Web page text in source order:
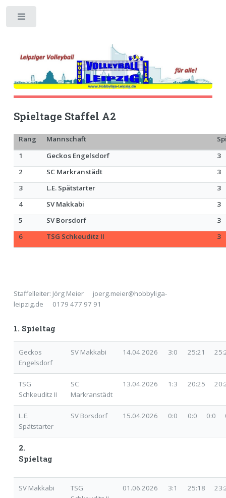
Spieltage Staffel A2
Staffelleiter: Jörg Meier joerg.meier@hobbyliga-
leipzig.de 0179 477 97 91
1. Spieltag
Geckos
Engelsdorf
SV Makkabi 14.04.2026 3:0 25:21
TSG
Schkeuditz II
SC
Markranstädt
13.04.2026 1:3 20:25
L.E.
Spätstarter
SV Borsdorf 15.04.2026 0:0 0:0 0:0
2.
Spieltag
SV Makkabi
TSG
01.06.2026 3:1 25:18